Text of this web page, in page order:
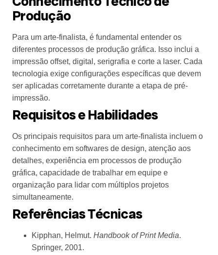
Produção
Para um arte-finalista, é fundamental entender os
diferentes processos de produção gráfica. Isso inclui a
impressão offset, digital, serigrafia e corte a laser. Cada
tecnologia exige configurações específicas que devem
ser aplicadas corretamente durante a etapa de pré-
impressão.
Requisitos e Habilidades
Os principais requisitos para um arte-finalista incluem o
conhecimento em softwares de design, atenção aos
detalhes, experiência em processos de produção
gráfica, capacidade de trabalhar em equipe e
organização para lidar com múltiplos projetos
simultaneamente.
Referências Técnicas
Kipphan, Helmut. Handbook of Print Media.
Springer, 2001.